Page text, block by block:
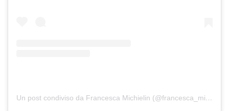
Un post condiviso da Francesca Michielin (@francesca_michielin)